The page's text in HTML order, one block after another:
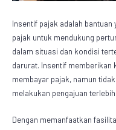
Insentif pajak adalah
pajak untuk mendukung
dalam situasi dan kondisi
darurat. Insentif memberikan
membayar pajak, namun
melakukan pengajuan
Dengan memanfaatkan